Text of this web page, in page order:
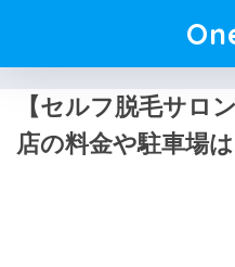
【セルフ脱毛サロ
店の料金や駐車場は